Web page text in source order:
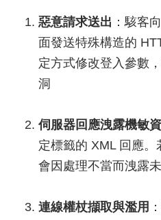
惡意請求送出 ：駭客
面發送特殊構造的
定方式修改登入參數
洞
伺服器回應洩露機敏
定標籤的 XML 回應
會因處理不當而洩露
連線權杖擷取與濫用